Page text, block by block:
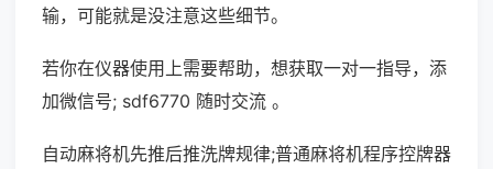
输，可能就是没注意这些细节。
若你在仪器使用上需要帮助，想获取一对一指导，添
加微信号; sdf6770 随时交流 。
自动麻将机先推后推洗牌规律;普通麻将机程序控牌器